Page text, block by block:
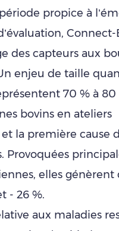
propice à
des capteurs aux
enjeu de taille
70 % à 80
bovins en ateliers
et la première cause
Provoquées
elles génèrent
- 26 %.
aux maladies